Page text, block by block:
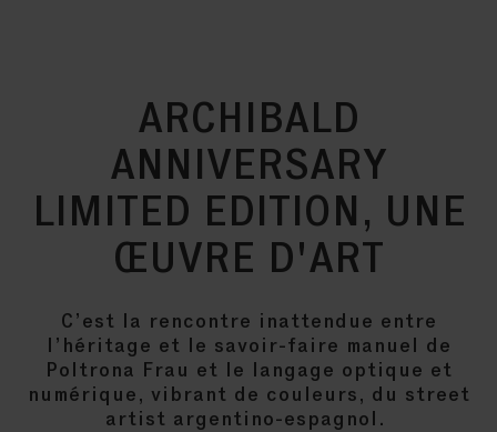
ARCHIBALD
ANNIVERSARY
LIMITED EDITION, UNE
ŒUVRE D'ART
C’est la rencontre inattendue entre
l’héritage et le savoir-faire manuel de
Poltrona Frau et le langage optique et
numérique, vibrant de couleurs, du street
artist argentino-espagnol.